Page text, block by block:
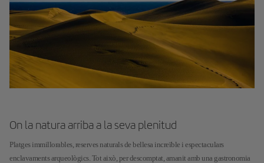
On la natura arriba a la seva plenitud
Platges immillorables, reserves naturals de bellesa increïble i espectaculars
enclavaments arqueològics. Tot això, per descomptat, amanit amb una gastronomia